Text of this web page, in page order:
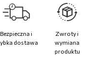
Bezpieczna i
dostawa
Zwroty i
wymiana
produktu